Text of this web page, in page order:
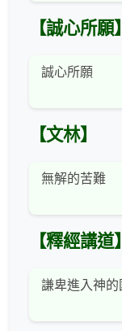
【誠心所願】
誠心所願
【文林】
無解的苦難
【釋經講道】
謙卑進入神的